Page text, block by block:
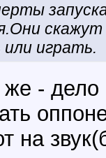
скажут
играть.
же -
на